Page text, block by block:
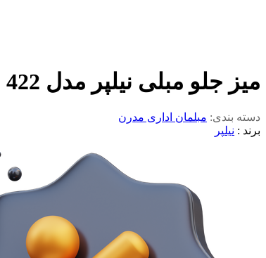
میز جلو مبلی نیلپر مدل FOC 422
دسته بندی: مبلمان اداری مدرن
برند : نیلپر